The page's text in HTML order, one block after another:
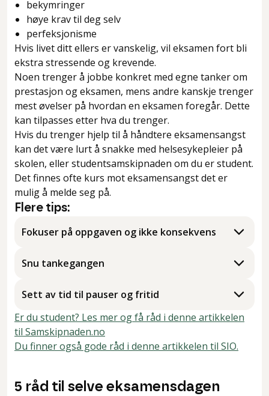
bekymringer
høye krav til deg selv
perfeksjonisme
Hvis livet ditt ellers er vanskelig, vil eksamen fort bli
ekstra stressende og krevende.
Noen trenger å jobbe konkret med egne tanker om
prestasjon og eksamen, mens andre kanskje trenger
mest øvelser på hvordan en eksamen foregår. Dette
kan tilpasses etter hva du trenger.
Hvis du trenger hjelp til å håndtere eksamensangst
kan det være lurt å snakke med helsesykepleier på
skolen, eller studentsamskipnaden om du er student.
Det finnes ofte kurs mot eksamensangst det er
mulig å melde seg på.
Flere tips:
Fokuser på oppgaven og ikke konsekvens
Snu tankegangen
Sett av tid til pauser og fritid
Er du student? Les mer og få råd i denne artikkelen
til Samskipnaden.no
Du finner også gode råd i denne artikkelen til SIO.
5 råd til selve eksamensdagen